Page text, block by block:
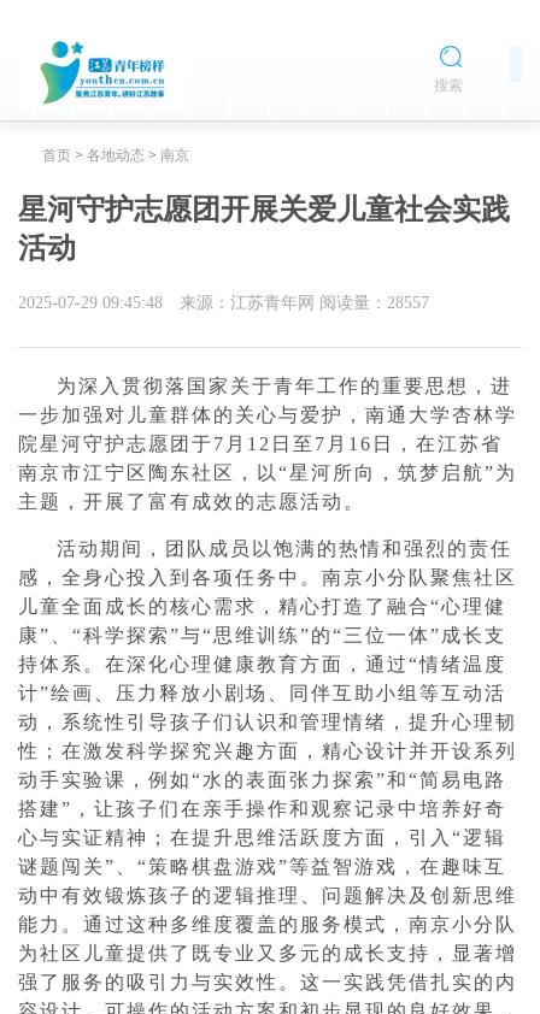
搜索
首页 > 各地动态 > 南京
星河守护志愿团开展关爱儿童社会实践
活动
2025-07-29 09:45:48 来源：江苏青年网 阅读量： 28557
为深入贯彻落国家关于青年工作的重要思想，进
一步加强对儿童群体的关心与爱护，南通大学杏林学
院星河守护志愿团于7月12日至7月16日，在江苏省
南京市江宁区陶东社区，以“星河所向，筑梦启航”为
主题，开展了富有成效的志愿活动。
活动期间，团队成员以饱满的热情和强烈的责任
感，全身心投入到各项任务中。南京小分队聚焦社区
儿童全面成长的核心需求，精心打造了融合“心理健
康”、“科学探索”与“思维训练”的“三位一体”成长支
持体系。在深化心理健康教育方面，通过“情绪温度
计”绘画、压力释放小剧场、同伴互助小组等互动活
动，系统性引导孩子们认识和管理情绪，提升心理韧
性；在激发科学探究兴趣方面，精心设计并开设系列
动手实验课，例如“水的表面张力探索”和“简易电路
搭建”，让孩子们在亲手操作和观察记录中培养好奇
心与实证精神；在提升思维活跃度方面，引入“逻辑
谜题闯关”、“策略棋盘游戏”等益智游戏，在趣味互
动中有效锻炼孩子的逻辑推理、问题解决及创新思维
能力。通过这种多维度覆盖的服务模式，南京小分队
为社区儿童提供了既专业又多元的成长支持，显著增
强了服务的吸引力与实效性。这一实践凭借扎实的内